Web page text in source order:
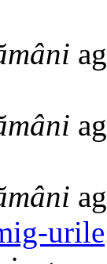
urile